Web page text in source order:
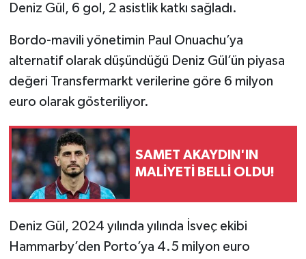
Deniz Gül, 6 gol, 2 asistlik katkı sağladı.
Bordo-mavili yönetimin Paul Onuachu’ya
alternatif olarak düşündüğü Deniz Gül’ün piyasa
değeri Transfermarkt verilerine göre 6 milyon
euro olarak gösteriliyor.
SAMET AKAYDIN'IN
MALİYETİ BELLİ OLDU!
Deniz Gül, 2024 yılında yılında İsveç ekibi
Hammarby’den Porto’ya 4.5 milyon euro